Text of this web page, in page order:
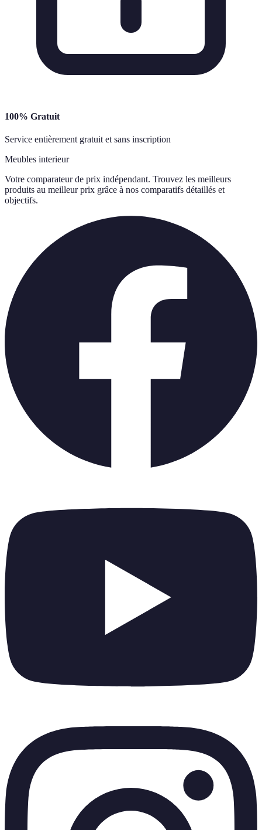
100% Gratuit
Service entièrement gratuit et sans inscription
Meubles interieur
Votre comparateur de prix indépendant. Trouvez les meilleurs
produits au meilleur prix grâce à nos comparatifs détaillés et
objectifs.